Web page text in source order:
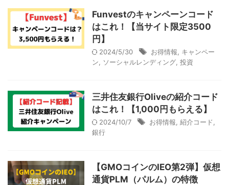
Funvestのキャンペーンコード
はこれ！【当サイト限定3500
円】
2024/5/30 お得情報
キャンペー
ン
ソーシャルレンディング 投資
三井住友銀行Oliveの紹介コード
はこれ！【1,000円もらえる】
2024/10/7 お得情報 紹介コード
銀行
【GMOコインのIEO第2弾】仮想
通貨PLM（パルム）の特徴